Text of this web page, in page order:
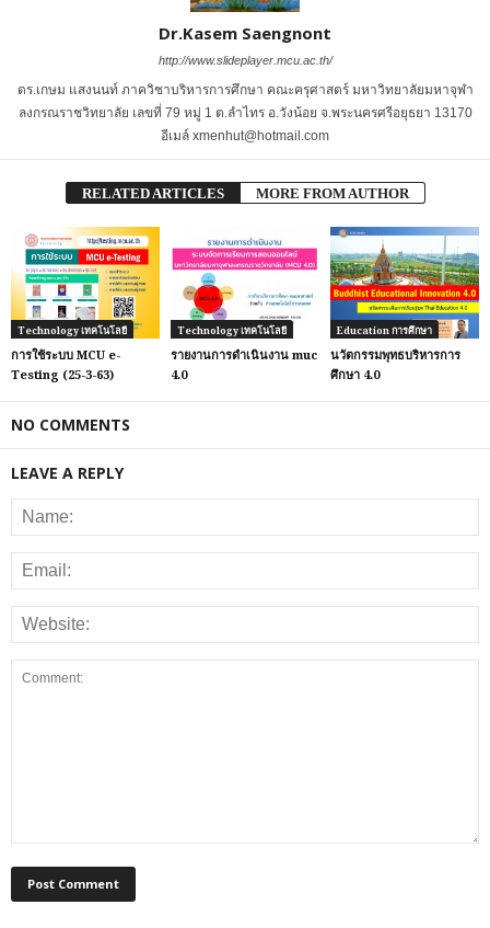
Dr.Kasem Saengnont
http://www.slideplayer.mcu.ac.th/
ดร.เกษม แสงนนท์ ภาควิชาบริหารการศึกษา คณะครุศาสตร์ มหาวิทยาลัยมหาจุฬา
ลงกรณราชวิทยาลัย เลขที่ 79 หมู่ 1 ต.ลำไทร อ.วังน้อย จ.พระนครศรีอยุธยา 13170
อีเมล์ xmenhut@hotmail.com
RELATED ARTICLES MORE FROM AUTHOR
Technology เทคโนโลยี
การใช้ระบบ MCU e-
Testing (25-3-63)
Technology เทคโนโลยี
รายงานการดำเนินงาน muc
4.0
Education การศึกษา
นวัตกรรมพุทธบริหารการ
ศึกษา 4.0
NO COMMENTS
LEAVE A REPLY